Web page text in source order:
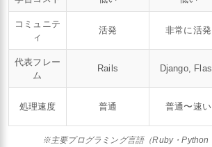
コミュニテ
ィ
活発 非常に活発
代表フレー
ム
Rails Django,
処理速度 普通 普通〜速い
※主要プログラミング言語（Ruby・Python